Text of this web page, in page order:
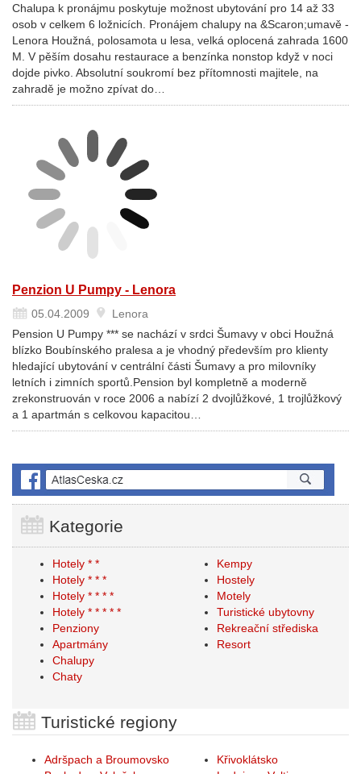
Chalupa k pronájmu poskytuje možnost ubytování pro 14 až 33
osob v celkem 6 ložnicích. Pronájem chalupy na &Scaron;umavě -
Lenora Houžná, polosamota u lesa, velká oplocená zahrada 1600
M. V pěším dosahu restaurace a benzínka nonstop když v noci
dojde pivko. Absolutní soukromí bez přítomnosti majitele, na
zahradě je možno zpívat do…
Penzion U Pumpy - Lenora
05.04.2009
Lenora
Pension U Pumpy *** se nachází v srdci Šumavy v obci Houžná
blízko Boubínského pralesa a je vhodný především pro klienty
hledající ubytování v centrální části Šumavy a pro milovníky
letních i zimních sportů.Pension byl kompletně a moderně
zrekonstruován v roce 2006 a nabízí 2 dvojlůžkové, 1 trojlůžkový
a 1 apartmán s celkovou kapacitou…
Kategorie
Hotely * *
Hotely * * *
Hotely * * * *
Hotely * * * * *
Penziony
Apartmány
Chalupy
Chaty
Kempy
Hostely
Motely
Turistické ubytovny
Rekreační střediska
Resort
Turistické regiony
Adršpach a Broumovsko
Křivoklátsko